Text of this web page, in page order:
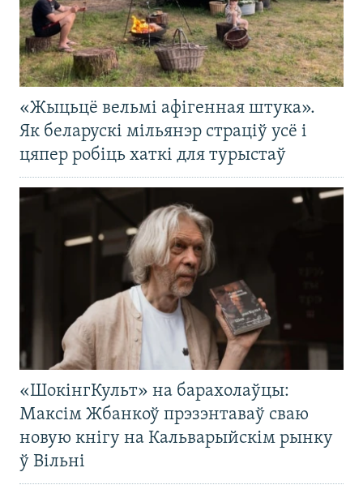
«Жыцьцё вельмі афігенная штука».
Як беларускі мільянэр страціў усё і
цяпер робіць хаткі для турыстаў
«ШокінгКульт» на барахолаўцы:
Максім Жбанкоў прэзэнтаваў сваю
новую кнігу на Кальварыйскім рынку
ў Вільні